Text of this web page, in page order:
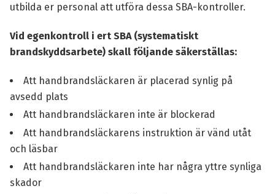
utbilda er personal att utföra dessa SBA-kontroller.
Vid egenkontroll i ert SBA (systematiskt
brandskyddsarbete) skall följande säkerställas:
Att handbrandsläckaren är placerad synlig på
avsedd plats
Att handbrandsläckaren inte är blockerad
Att handbrandsläckarens instruktion är vänd utåt
och läsbar
Att handbrandsläckaren inte har några yttre synliga
skador